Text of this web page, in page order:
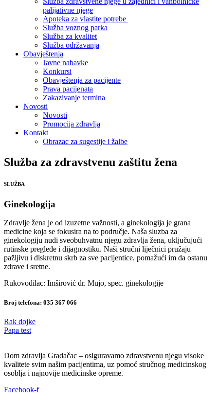
palijativne njege
Apoteka za vlastite potrebe
Služba voznog parka
Služba za kvalitet
Služba održavanja
Obavještenja
Javne nabavke
Konkursi
Obavještenja za pacijente
Prava pacijenata
Zakazivanje termina
Novosti
Novosti
Promocija zdravlja
Kontakt
Obrazac za sugestije i žalbe
Služba za zdravstvenu zaštitu žena
SLUŽBA
Ginekologija
Zdravlje žena je od izuzetne važnosti, a ginekologija je grana
medicine koja se fokusira na to područje. Naša sluzba za
ginekologiju nudi sveobuhvatnu njegu zdravlja žena, uključujući
rutinske preglede i dijagnostiku. Naši stručni liječnici pružaju
pažljivu i diskretnu skrb za sve pacijentice, pomažući im da ostanu
zdrave i sretne.
Rukovodilac: Imširović dr. Mujo, spec. ginekologije
Broj telefona: 035 367 066
Rak dojke
Papa test
Dom zdravlja Gradačac – osiguravamo zdravstvenu njegu visoke
kvalitete svim našim pacijentima, uz pomoć stručnog medicinskog
osoblja i najnovije medicinske opreme.
Facebook-f